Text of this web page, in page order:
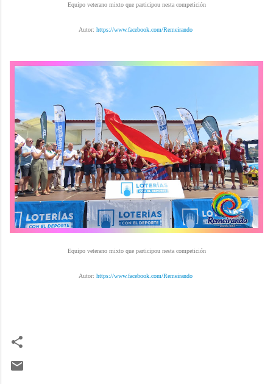
Equipo veterano mixto que participou nesta competición
Autor: https://www.facebook.com/Remeirando
Equipo veterano mixto que participou nesta competición
Autor: https://www.facebook.com/Remeirando